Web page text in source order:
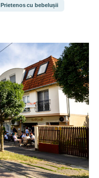
Prietenos cu bebelușii